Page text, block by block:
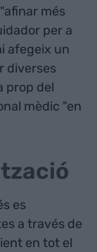
més
per a
afegeix un
diverses
prop del
mèdic "en
es
a través de
en tot el